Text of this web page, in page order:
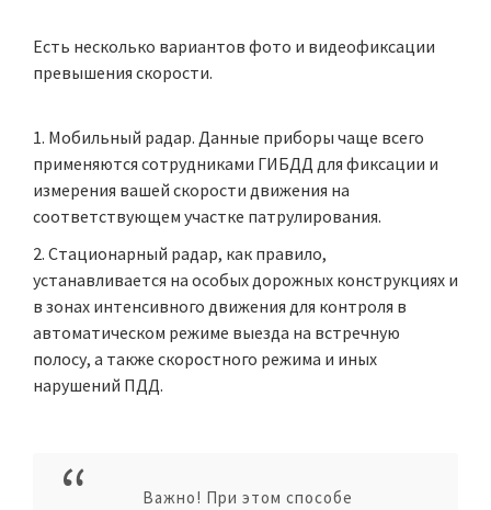
Есть несколько вариантов фото и видеофиксации
превышения скорости.
Мобильный радар. Данные приборы чаще всего
применяются сотрудниками ГИБДД для фиксации и
измерения вашей скорости движения на
соответствующем участке патрулирования.
Стационарный радар, как правило,
устанавливается на особых дорожных конструкциях и
в зонах интенсивного движения для контроля в
автоматическом режиме выезда на встречную
полосу, а также скоростного режима и иных
нарушений ПДД.
Важно! При этом способе